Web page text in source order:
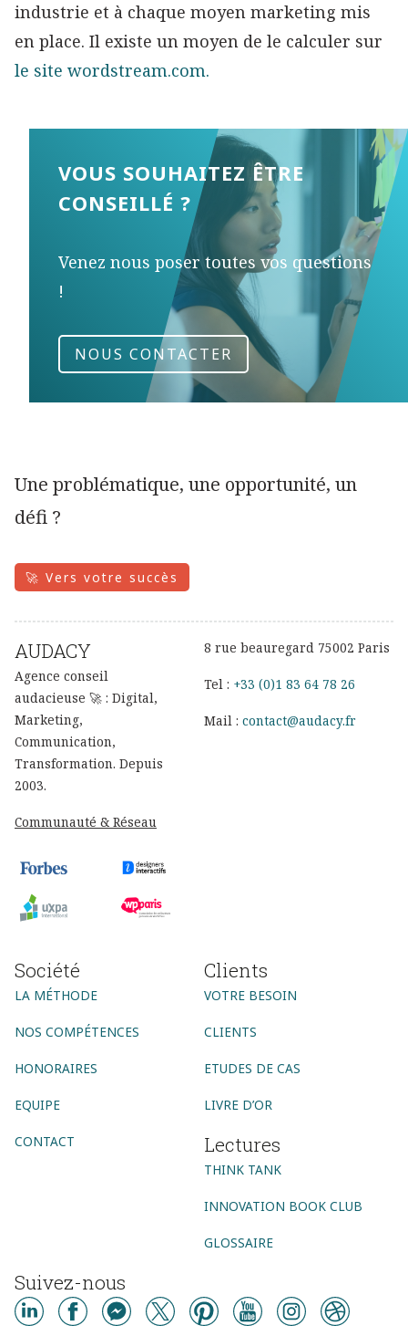
industrie et à chaque moyen marketing mis
en place. Il existe un moyen de le calculer sur
le site wordstream.com.
VOUS SOUHAITEZ ÊTRE
CONSEILLÉ ?
Venez nous poser toutes vos questions
!
NOUS CONTACTER
Une problématique, une opportunité, un
défi ?
🚀 Vers votre succès
AUDACY
Agence conseil
audacieuse 🚀 : Digital,
Marketing,
Communication,
Transformation. Depuis
2003.
Communauté & Réseau
8 rue beauregard 75002 Paris
Tel : +33 (0)1 83 64 78 26
Mail : contact@audacy.fr
Société
LA MÉTHODE
NOS COMPÉTENCES
HONORAIRES
EQUIPE
CONTACT
Clients
VOTRE BESOIN
CLIENTS
ETUDES DE CAS
LIVRE D’OR
Lectures
THINK TANK
INNOVATION BOOK CLUB
GLOSSAIRE
Suivez-nous